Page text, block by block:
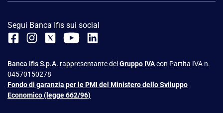
Segui Banca Ifis sui social
Banca Ifis S.p.A. rappresentante del Gruppo IVAcon Partita IVA n.
04570150278
Fondo di garanzia per le PMI del Ministero dello Sviluppo
Economico (legge 662/96)